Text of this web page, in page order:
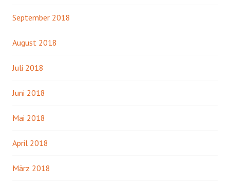
September 2018
August 2018
Juli 2018
Juni 2018
Mai 2018
April 2018
März 2018